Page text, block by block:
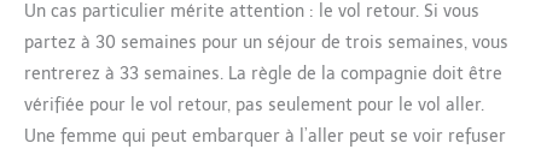
Un cas particulier mérite attention : le vol retour. Si vous
partez à 30 semaines pour un séjour de trois semaines, vous
rentrerez à 33 semaines. La règle de la compagnie doit être
vérifiée pour le vol retour, pas seulement pour le vol aller.
Une femme qui peut embarquer à l’aller peut se voir refuser